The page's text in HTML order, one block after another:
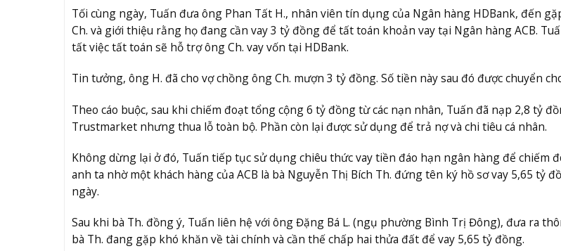
Tối cùng ngày, Tuấn đưa ông Phan Tất H., nhân viên tín dụng của Ngân hàng HDBank, đến
Ch. và giới thiệu rằng họ đang cần vay 3 tỷ đồng để tất toán khoản vay tại Ngân hàng ACB.
tất việc tất toán sẽ hỗ trợ ông Ch. vay vốn tại HDBank.
Tin tưởng, ông H. đã cho vợ chồng ông Ch. mượn 3 tỷ đồng. Số tiền này sau đó được chuyển
Theo cáo buộc, sau khi chiếm đoạt tổng cộng 6 tỷ đồng từ các nạn nhân, Tuấn đã nạp 2,8 tỷ
Trustmarket nhưng thua lỗ toàn bộ. Phần còn lại được sử dụng để trả nợ và chi tiêu cá nhân.
Không dừng lại ở đó, Tuấn tiếp tục sử dụng chiêu thức vay tiền đáo hạn ngân hàng để chiếm
anh ta nhờ một khách hàng của ACB là bà Nguyễn Thị Bích Th. đứng tên ký hồ sơ vay 5,65 tỷ
ngày.
Sau khi bà Th. đồng ý, Tuấn liên hệ với ông Đặng Bá L. (ngụ phường Bình Trị Đông), đưa ra
bà Th. đang gặp khó khăn về tài chính và cần thế chấp hai thửa đất để vay 5,65 tỷ đồng.